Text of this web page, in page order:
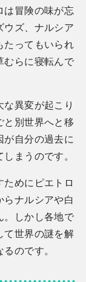
は冒険の味が忘
ウズ、ナルシア
ってもいられ
むらに寝転んで
異変が起こり
と別世界へと移
が自分の過去に
まうのです。
めにピエトロ
らナルシアや白
。しかし各地で
て世界の謎を解
のです。